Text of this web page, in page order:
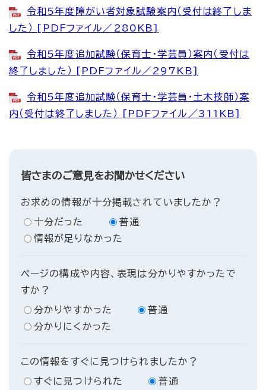
令和5年度障がい者対象試験案内（受付は終了しま
した） [PDFファイル／280KB]
令和5年度追加試験（保育士・学芸員）案内（受付は
終了しました） [PDFファイル／297KB]
令和5年度追加試験（保育士・学芸員・土木技師）案
内（受付は終了しました） [PDFファイル／311KB]
皆さまのご意見をお聞かせください
お求めの情報が十分掲載されていましたか？
十分だった
普通
情報が足りなかった
ページの構成や内容、表現は分かりやすかったで
すか？
分かりやすかった
普通
分かりにくかった
この情報をすぐに見つけられましたか？
すぐに見つけられた
普通